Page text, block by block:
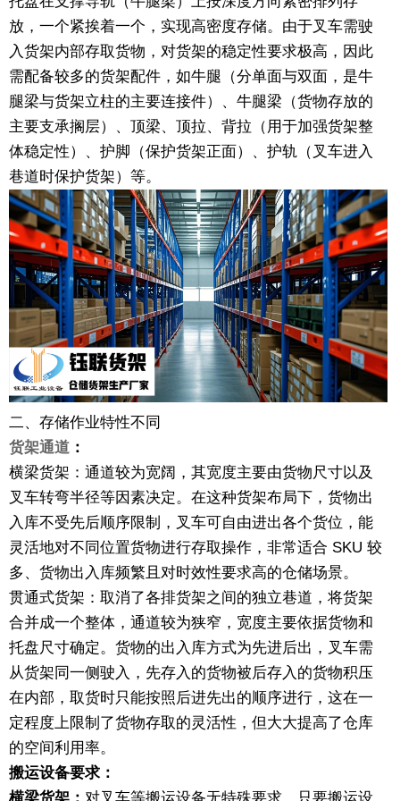
放，一个紧挨着一个，实现高密度存储。由于叉车需驶
入货架内部存取货物，对货架的稳定性要求极高，因此
需配备较多的货架配件，如牛腿（分单面与双面，是牛
腿梁与货架立柱的主要连接件）、牛腿梁（货物存放的
主要支承搁层）、顶梁、顶拉、背拉（用于加强货架整
体稳定性）、护脚（保护货架正面）、护轨（叉车进入
巷道时保护货架）等。
二、存储作业特性不同
货架通道 ：
横梁货架：通道较为宽阔，其宽度主要由货物尺寸以及
叉车转弯半径等因素决定。在这种货架布局下，货物出
入库不受先后顺序限制，叉车可自由进出各个货位，能
灵活地对不同位置货物进行存取操作，非常适合 SKU 较
多、货物出入库频繁且对时效性要求高的仓储场景。
贯通式货架：取消了各排货架之间的独立巷道，将货架
合并成一个整体，通道较为狭窄，宽度主要依据货物和
托盘尺寸确定。货物的出入库方式为先进后出，叉车需
从货架同一侧驶入，先存入的货物被后存入的货物积压
在内部，取货时只能按照后进先出的顺序进行，这在一
定程度上限制了货物存取的灵活性，但大大提高了仓库
的空间利用率。
搬运设备要求：